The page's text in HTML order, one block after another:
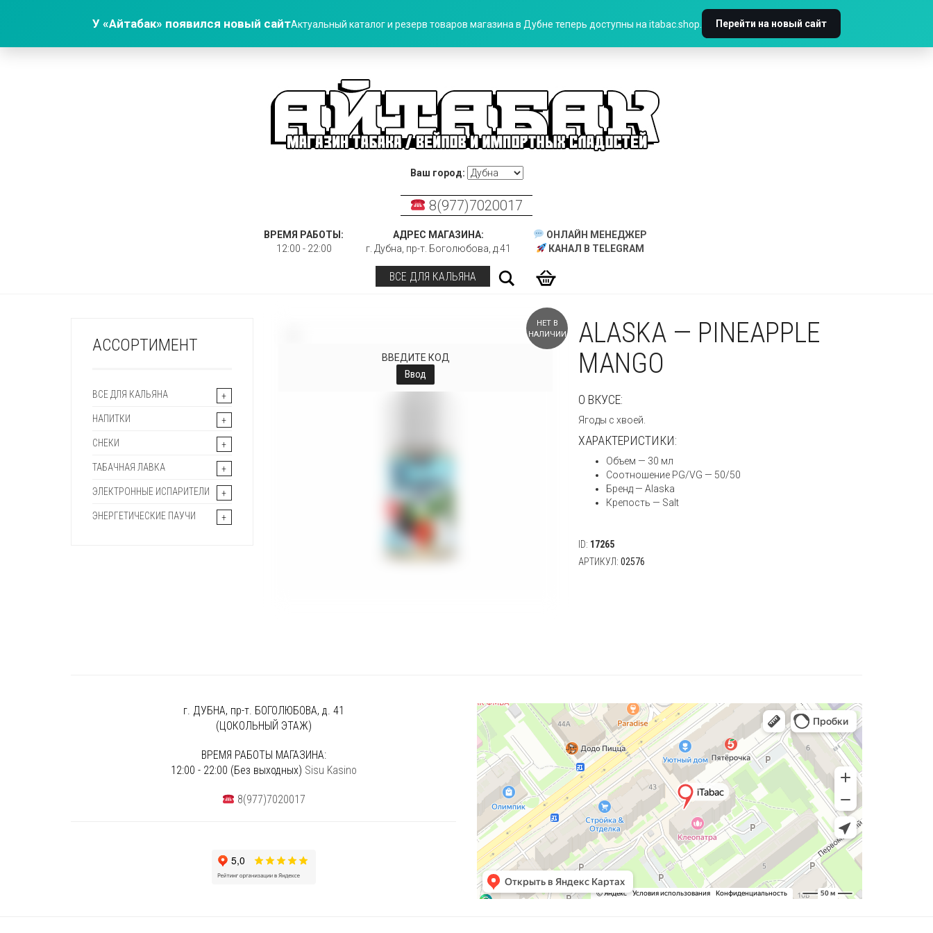
У «Айтабак» появился новый сайтАктуальный каталог и резерв товаров магазина в Дубне теперь доступны на itabac.shop. Перейти на новый сайт
Ваш город:
8(977)7020017
ВРЕМЯ РАБОТЫ:
12:00 - 22:00
АДРЕС МАГАЗИНА:
г. Дубна, пр-т. Боголюбова, д.41
ОНЛАЙН МЕНЕДЖЕР
КАНАЛ В TELEGRAM
ВСЕ ДЛЯ КАЛЬЯНА Поиск
НЕТ В
НАЛИЧИИ
ВВЕДИТЕ КОД
Ввод
ALASKA — PINEAPPLE
MANGO
О ВКУСЕ:
Ягоды с хвоей.
ХАРАКТЕРИСТИКИ:
Объем — 30 мл
Соотношение PG/VG — 50/50
Бренд — Alaska
Крепость — Salt
ID: 17265
АРТИКУЛ:02576
АССОРТИМЕНТ
ВСЕ ДЛЯ КАЛЬЯНА
НАПИТКИ
СНЕКИ
ТАБАЧНАЯ ЛАВКА
ЭЛЕКТРОННЫЕ ИСПАРИТЕЛИ
ЭНЕРГЕТИЧЕСКИЕ ПАУЧИ
г. ДУБНА, пр-т. БОГОЛЮБОВА, д. 41
(ЦОКОЛЬНЫЙ ЭТАЖ)
ВРЕМЯ РАБОТЫ МАГАЗИНА:
12:00 - 22:00 (Без выходных) Sisu Kasino
8(977)7020017